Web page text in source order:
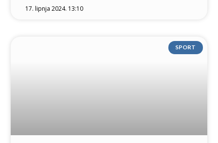
17. lipnja 2024. 13:10
SPORT